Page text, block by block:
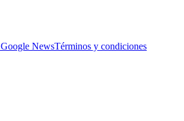
Google NewsTérminos y condiciones